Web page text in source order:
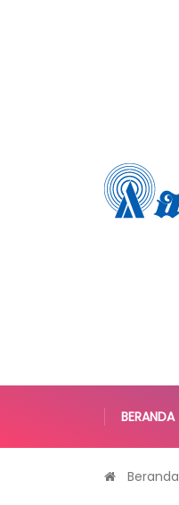
BERANDA
Beranda